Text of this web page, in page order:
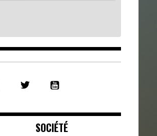
FEED
SOCIÉTÉ